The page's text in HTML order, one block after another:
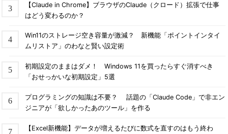
【Claude in Chrome】ブラウザのClaude（クロード）拡張で仕事
はどう変わるのか？
Win11のストレージ空き容量が激減？ 新機能「ポイントインタイ
ムリストア」のわなと賢い設定術
初期設定のままはダメ！ Windows 11を買ったらすぐ消すべき
「おせっかいな初期設定」5選
プログラミングの知識は不要？ 話題の「Claude Code」で非エン
ジニアが「欲しかったあのツール」を作る
【Excel新機能】データが増えるたびに数式を直すのはもう終わ